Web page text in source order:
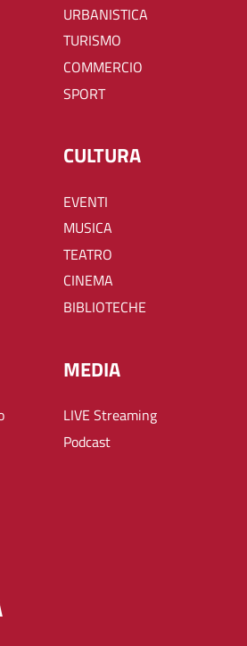
URBANISTICA
TURISMO
COMMERCIO
SPORT
CULTURA
EVENTI
MUSICA
TEATRO
CINEMA
BIBLIOTECHE
MEDIA
LIVE Streaming
Podcast